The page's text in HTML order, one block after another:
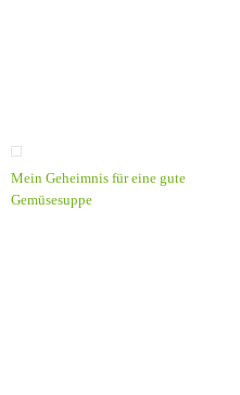
Mein Geheimnis für eine gute
Gemüsesuppe